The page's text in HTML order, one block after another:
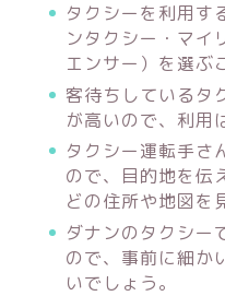
タクシーを利用す
ンタクシー・マイ
エンサー）を選ぶ
客待ちしているタ
が高いので、利用
タクシー運転手さ
ので、目的地を伝
どの住所や地図を
ダナンのタクシー
ので、事前に細か
いでしょう。